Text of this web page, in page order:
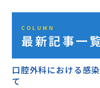
COLUMN
最新記事一
口腔外科における感
て